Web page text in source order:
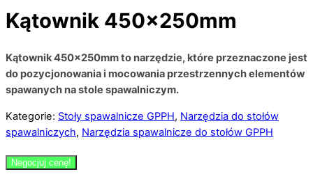
Kątownik 450x250mm
Kątownik 450x250mm to narzędzie, które przeznaczone jest
do pozycjonowania i mocowania przestrzennych elementów
spawanych na stole spawalniczym.
Kategorie: Stoły spawalnicze GPPH, Narzędzia do stołów
spawalniczych, Narzędzia spawalnicze do stołów GPPH
Negocjuj cenę!